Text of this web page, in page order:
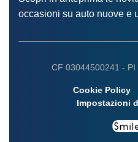
occasioni su auto nuove e
CF 03044500241 - PI
Cookie Policy
Impostazioni